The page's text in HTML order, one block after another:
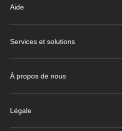
Aide
Services et solutions
À propos de nous
Légale